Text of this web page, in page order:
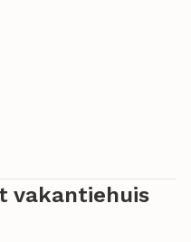
vakantiehuis